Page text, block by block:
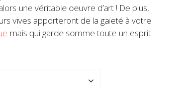
une véritable oeuvre d’art ! De plus,
vives apporteront de la gaieté à votre
mais qui garde somme toute un esprit